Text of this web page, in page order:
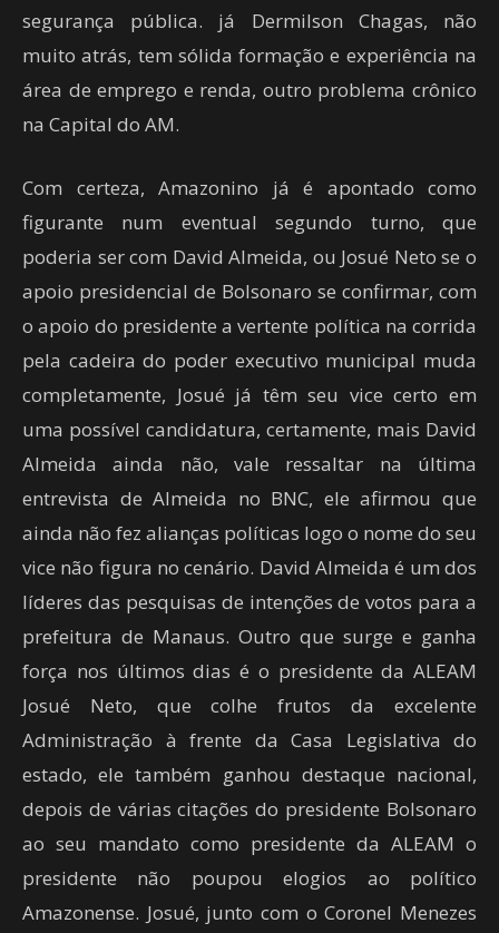
segurança pública. já Dermilson Chagas, não
muito atrás, tem sólida formação e experiência na
área de emprego e renda, outro problema crônico
na Capital do AM.
Com certeza, Amazonino já é apontado como
figurante num eventual segundo turno, que
poderia ser com David Almeida, ou Josué Neto se o
apoio presidencial de Bolsonaro se confirmar, com
o apoio do presidente a vertente política na corrida
pela cadeira do poder executivo municipal muda
completamente, Josué já têm seu vice certo em
uma possível candidatura, certamente, mais David
Almeida ainda não, vale ressaltar na última
entrevista de Almeida no BNC, ele afirmou que
ainda não fez alianças políticas logo o nome do seu
vice não figura no cenário. David Almeida é um dos
líderes das pesquisas de intenções de votos para a
prefeitura de Manaus. Outro que surge e ganha
força nos últimos dias é o presidente da ALEAM
Josué Neto, que colhe frutos da excelente
Administração à frente da Casa Legislativa do
estado, ele também ganhou destaque nacional,
depois de várias citações do presidente Bolsonaro
ao seu mandato como presidente da ALEAM o
presidente não poupou elogios ao político
Amazonense. Josué, junto com o Coronel Menezes